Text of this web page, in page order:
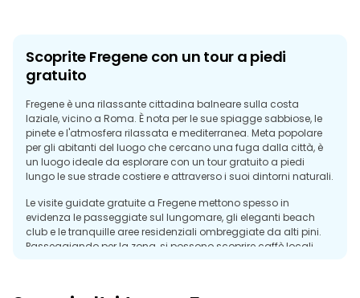
Scoprite Fregene con un tour a piedi
gratuito
Fregene è una rilassante cittadina balneare sulla costa
laziale, vicino a Roma. È nota per le sue spiagge sabbiose, le
pinete e l'atmosfera rilassata e mediterranea. Meta popolare
per gli abitanti del luogo che cercano una fuga dalla città, è
un luogo ideale da esplorare con un tour gratuito a piedi
lungo le sue strade costiere e attraverso i suoi dintorni naturali.
Le visite guidate gratuite a Fregene mettono spesso in
evidenza le passeggiate sul lungomare, gli eleganti beach
club e le tranquille aree residenziali ombreggiate da alti pini.
Passeggiando per la zona, si possono scoprire caffè locali,